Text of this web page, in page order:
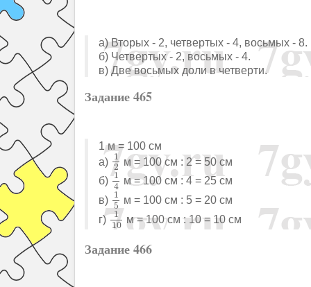
а) Вторых - 2, четвертых - 4, восьмых - 8.
б) Четвертых - 2, восьмых - 4.
в) Две восьмых доли в четверти.
Задание 465
1 м = 100 см
а) 1
2
12
м = 100 см : 2 = 50 см
б) 1
4
1
м = 100 см : 4 = 25 см
в) 1
5
1
м = 100 см : 5 = 20 см
г) 1
10
110
м = 100 см : 10 = 10 см
Задание 466